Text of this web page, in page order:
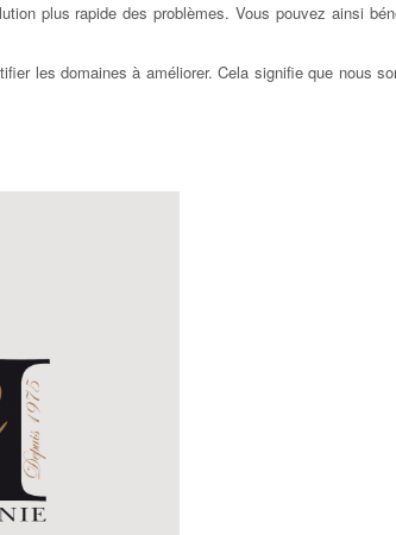
plus rapide des problèmes. Vous pouvez ainsi
les domaines à améliorer. Cela signifie que nous